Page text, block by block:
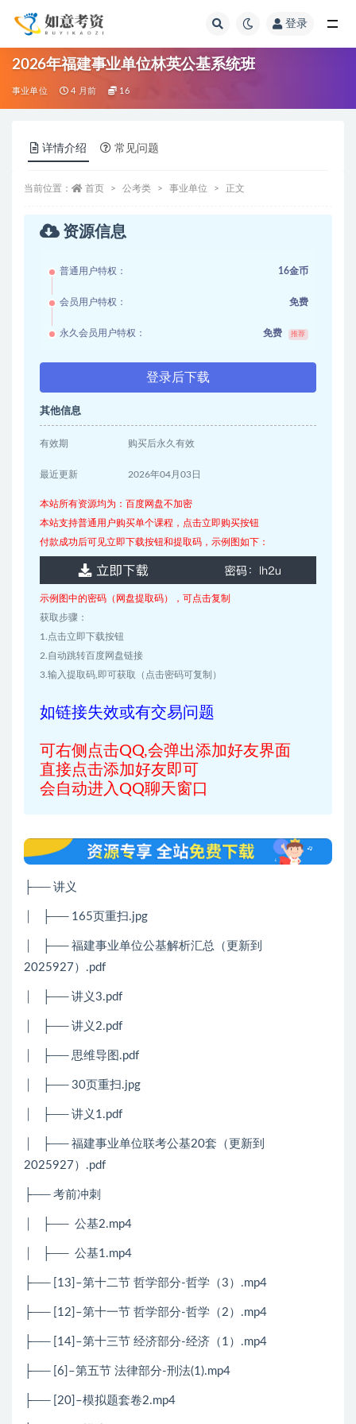
登录
2026年福建事业单位林英公基系统班
事业单位 4 月前 16
详情介绍 常见问题
当前位置： 首页 公考类 事业单位 正文
资源信息
普通用户特权： 16金币
会员用户特权： 免费
永久会员用户特权： 免费 推荐
登录后下载
其他信息
有效期 购买后永久有效
最近更新 2026年04月03日
本站所有资源均为：百度网盘不加密
本站支持普通用户购买单个课程，点击立即购买按钮
付款成功后可见立即下载按钮和提取码，示例图如下：
示例图中的密码（网盘提取码），可点击复制
获取步骤：
1.点击立即下载按钮
2.自动跳转百度网盘链接
3.输入提取码,即可获取（点击密码可复制）
如链接失效或有交易问题
可右侧点击QQ,会弹出添加好友界面
直接点击添加好友即可
会自动进入QQ聊天窗口
├── 讲义
├── 165页重扫.jpg
├── 福建事业单位公基解析汇总（更新到
2025927）.pdf
├── 讲义3.pdf
├── 讲义2.pdf
├── 思维导图.pdf
├── 30页重扫.jpg
├── 讲义1.pdf
├── 福建事业单位联考公基20套（更新到
2025927）.pdf
├── 考前冲刺
├── 公基2.mp4
├── 公基1.mp4
├── [13]–第十二节 哲学部分-哲学（3）.mp4
├── [12]–第十一节 哲学部分-哲学（2）.mp4
├── [14]–第十三节 经济部分-经济（1）.mp4
├── [6]–第五节 法律部分-刑法(1).mp4
├── [20]–模拟题套卷2.mp4